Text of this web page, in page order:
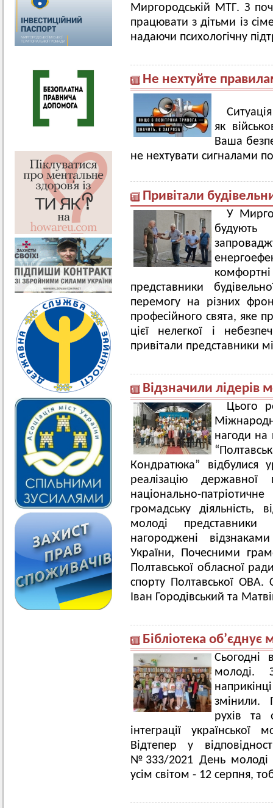
Миргородській МТГ. З
працювати з дітьми із
надаючи психологічну
Не нехтуйте
як
Ваша
не нехтувати сигналами
Привітали
У
будують
представники
перемогу на різних
професійного свята, яке
цієї нелегкої і
привітали представники
Відзначили лідерів
Цього
нагоди на
Кондратюка” відбулися
реалізацію державної
національно-
громадську діяльність,
молоді
нагороджені
України, Почесними
Полтавської обласної
спорту Полтавської
Іван Городівський та
Бібліотека об’єднує
Сьогодні
молоді.
змінили.
рухів та
інтеграції української
Відтепер у
№333/2021 День молоді
усім світом - 12 серпня,